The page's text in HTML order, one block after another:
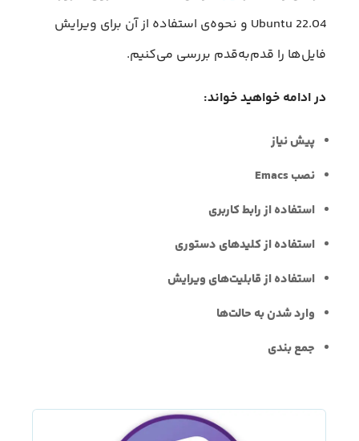
Ubuntu 22.04 و نحوه‌ی استفاده از آن برای ویرایش
فایل‌ها را قدم‌به‌قدم بررسی می‌کنیم.
در ادامه خواهید خواند:
پیش نیاز
نصب Emacs
استفاده از رابط کاربری
استفاده از کلیدهای دستوری
استفاده از قابلیت‌های ویرایش
وارد شدن به حالت‌ها
جمع بندی